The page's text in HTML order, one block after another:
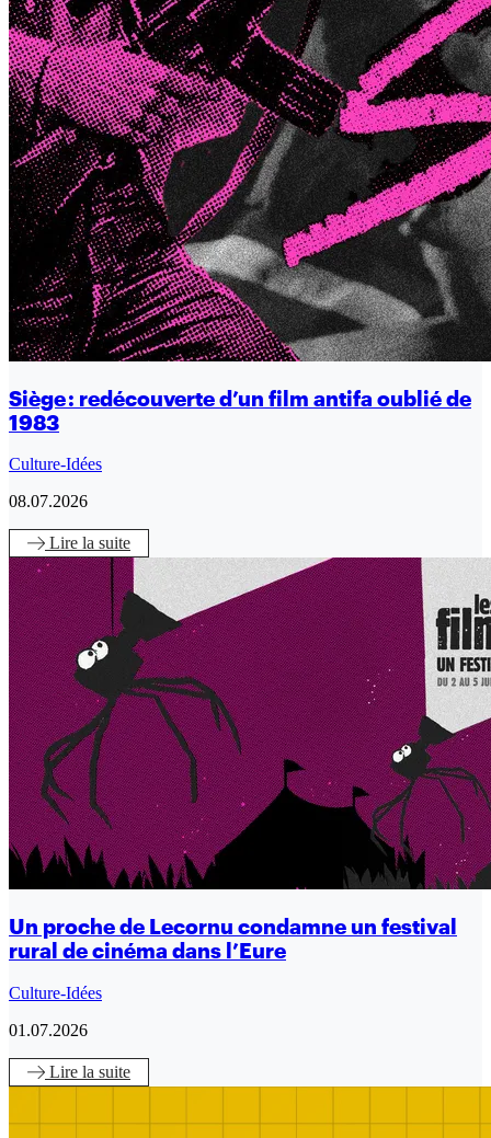
Siège : redécouverte d’un film antifa oublié de
1983
Culture-Idées
08.07.2026
Lire la suite
Un proche de Lecornu condamne un festival
rural de cinéma dans l’Eure
Culture-Idées
01.07.2026
Lire la suite